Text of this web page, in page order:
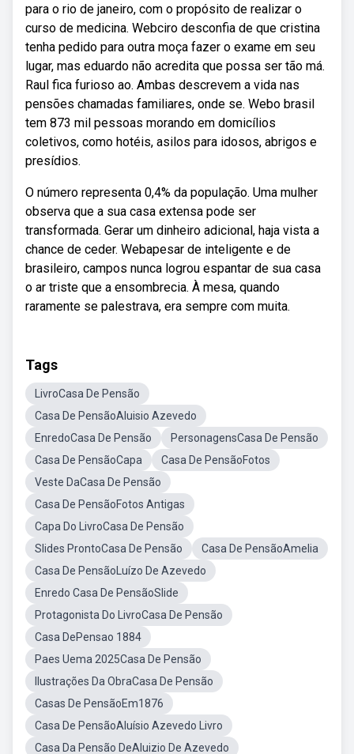
para o rio de janeiro, com o propósito de realizar o
curso de medicina. Webciro desconfia de que cristina
tenha pedido para outra moça fazer o exame em seu
lugar, mas eduardo não acredita que possa ser tão má.
Raul fica furioso ao. Ambas descrevem a vida nas
pensões chamadas familiares, onde se. Webo brasil
tem 873 mil pessoas morando em domicílios
coletivos, como hotéis, asilos para idosos, abrigos e
presídios.
O número representa 0,4% da população. Uma mulher
observa que a sua casa extensa pode ser
transformada. Gerar um dinheiro adicional, haja vista a
chance de ceder. Webapesar de inteligente e de
brasileiro, campos nunca logrou espantar de sua casa
o ar triste que a ensombrecia. À mesa, quando
raramente se palestrava, era sempre com muita.
Tags
LivroCasa De Pensão
Casa De PensãoAluisio Azevedo
EnredoCasa De Pensão
PersonagensCasa De Pensão
Casa De PensãoCapa
Casa De PensãoFotos
Veste DaCasa De Pensão
Casa De PensãoFotos Antigas
Capa Do LivroCasa De Pensão
Slides ProntoCasa De Pensão
Casa De PensãoAmelia
Casa De PensãoLuízo De Azevedo
Enredo Casa De PensãoSlide
Protagonista Do LivroCasa De Pensão
Casa DePensao 1884
Paes Uema 2025Casa De Pensão
Ilustrações Da ObraCasa De Pensão
Casas De PensãoEm1876
Casa De PensãoAluísio Azevedo Livro
Casa Da Pensão DeAluizio De Azevedo